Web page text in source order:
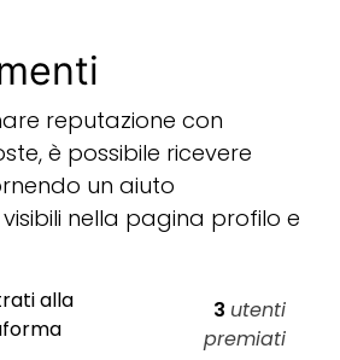
reputazione con
è possibile ricevere
un aiuto
nella pagina profilo e
alla
3 utenti
premiati